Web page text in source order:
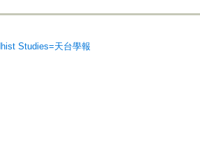
Studies=天台學報